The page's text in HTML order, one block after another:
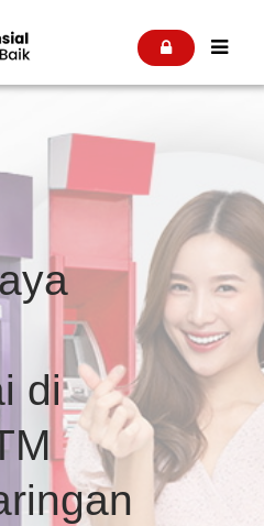
 
di